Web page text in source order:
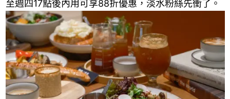
至週四17點後內用可享88折優惠，淡水粉絲先衝了。